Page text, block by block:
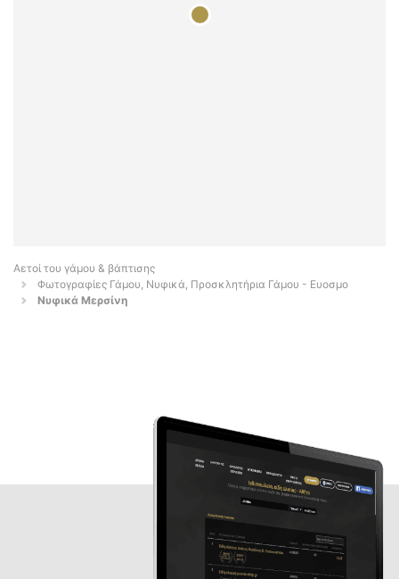
Αετοί του γάμου & βάπτισης
Φωτογραφίες Γάμου, Νυφικά, Προσκλητήρια Γάμου - Ευοσμο
Νυφικά Μερσίνη